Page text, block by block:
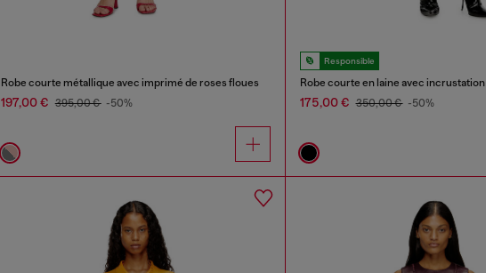
Robe courte métallique avec imprimé de roses floues
197,00 € 395,00 € -50%
Responsible
Robe courte en laine avec incrustation
175,00 € 350,00 € -50%